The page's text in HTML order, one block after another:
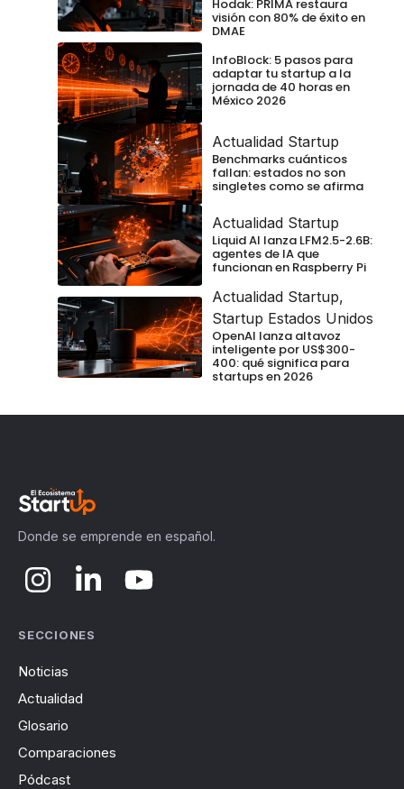
Hodak: PRIMA restaura
visión con 80% de éxito en
DMAE
InfoBlock: 5 pasos para
adaptar tu startup a la
jornada de 40 horas en
México 2026
Actualidad Startup
Benchmarks cuánticos
fallan: estados no son
singletes como se afirma
Actualidad Startup
Liquid AI lanza LFM2.5-2.6B:
agentes de IA que
funcionan en Raspberry Pi
Actualidad Startup,
Startup Estados Unidos
OpenAI lanza altavoz
inteligente por US$300-
400: qué significa para
startups en 2026
Donde se emprende en español.
SECCIONES
Noticias
Actualidad
Glosario
Comparaciones
Pódcast